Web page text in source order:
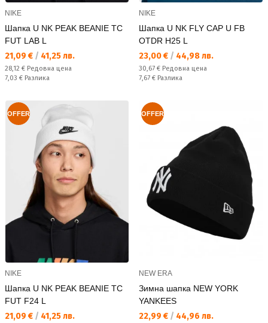
NIKE
Шапка U NK PEAK BEANIE TC
FUT LAB L
Текуща цена:
21,09 € / 41,25 лв.
Редовна цена:
28,12 € Редовна цена
Спестявате:
7,03 € Разлика
NIKE
Шапка U NK FLY CAP U FB
OTDR H25 L
Текуща цена:
23,00 € / 44,98 лв.
Редовна цена:
30,67 € Редовна цена
Спестявате:
7,67 € Разлика
OFFER
NIKE
Шапка U NK PEAK BEANIE TC
FUT F24 L
Текуща цена:
21,09 € / 41,25 лв.
OFFER
NEW ERA
Зимна шапка NEW YORK
YANKEES
Текуща цена:
22,99 € / 44,96 лв.